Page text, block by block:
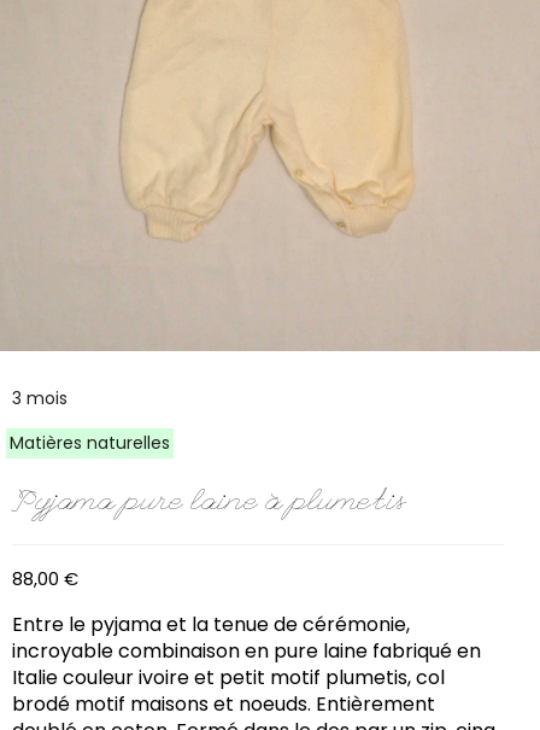
3 mois
Matières naturelles
Pyjama pure laine à plumetis
88,00 €
Entre le pyjama et la tenue de cérémonie,
incroyable combinaison en pure laine fabriqué en
Italie couleur ivoire et petit motif plumetis, col
brodé motif maisons et noeuds. Entièrement